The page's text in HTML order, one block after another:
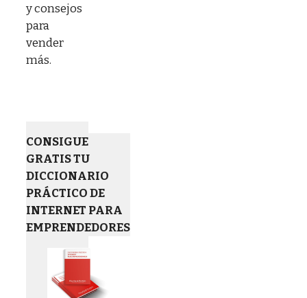
y consejos
para
vender
más.
CONSIGUE
GRATIS TU
DICCIONARIO
PRÁCTICO DE
INTERNET PARA
EMPRENDEDORES